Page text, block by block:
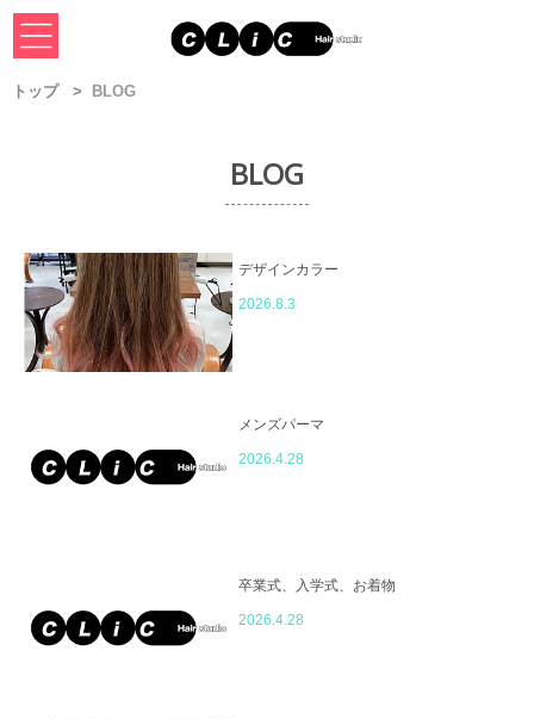
トップ BLOG
BLOG
デザインカラー
2026.8.3
メンズパーマ
2026.4.28
卒業式、入学式、お着物
2026.4.28